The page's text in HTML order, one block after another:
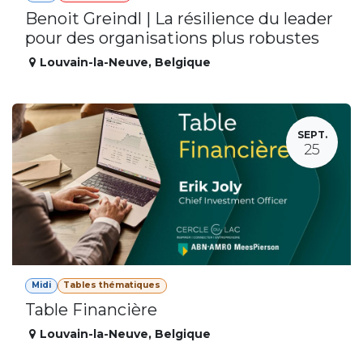
Benoit Greindl | La résilience du leader
pour des organisations plus robustes
Louvain-la-Neuve, Belgique
SEPT.
25
Midi Tables thématiques
Table Financière
Louvain-la-Neuve, Belgique